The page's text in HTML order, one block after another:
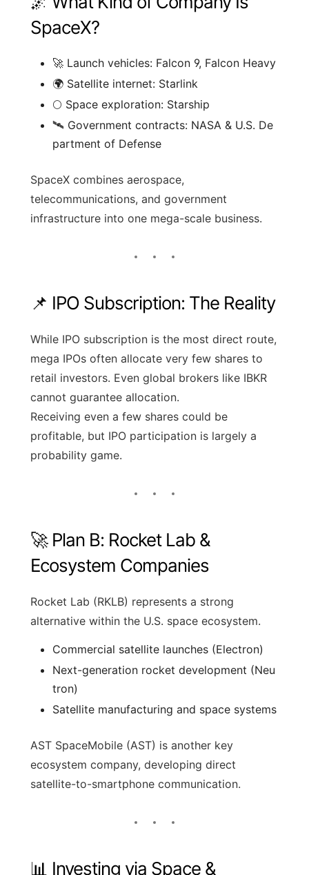
SpaceX?
🚀 Launch vehicles: Falcon 9, Falcon Heavy
🌍 Satellite internet: Starlink
🌕 Space exploration: Starship
🛰 Government contracts: NASA & U.S. De
partment of Defense
SpaceX combines aerospace,
telecommunications, and government
infrastructure into one mega-scale business.
📌 IPO Subscription: The Reality
While IPO subscription is the most direct route,
mega IPOs often allocate very few shares to
retail investors. Even global brokers like IBKR
cannot guarantee allocation.
Receiving even a few shares could be
profitable, but IPO participation is largely a
probability game.
🚀 Plan B: Rocket Lab &
Ecosystem Companies
Rocket Lab (RKLB) represents a strong
alternative within the U.S. space ecosystem.
Commercial satellite launches (Electron)
Next-generation rocket development (Neu
tron)
Satellite manufacturing and space systems
AST SpaceMobile (AST) is another key
ecosystem company, developing direct
satellite-to-smartphone communication.
📊 Investing via Space &